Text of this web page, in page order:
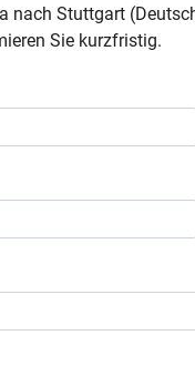
nach Stuttgart
Sie kurzfristig.